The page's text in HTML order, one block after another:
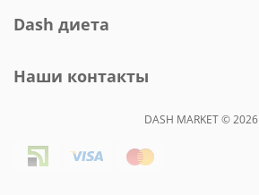
Dash диета
Наши контакты
DASH MARKET © 2026